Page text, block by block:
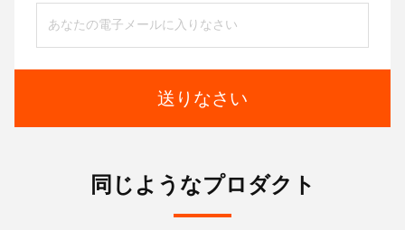
送りなさい
同じようなプロダクト